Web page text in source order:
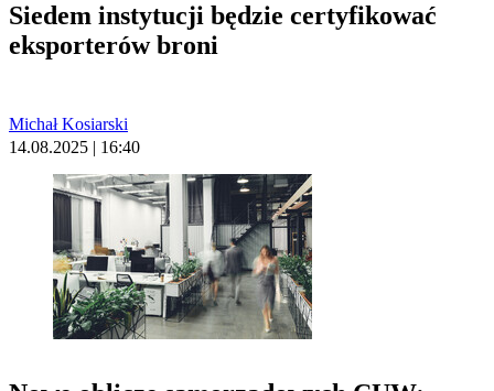
Siedem instytucji będzie certyfikować
eksporterów broni
Michał Kosiarski
14.08.2025 | 16:40